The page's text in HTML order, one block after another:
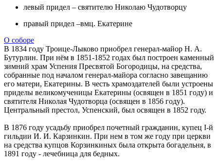
левый придел – святителю Николаю Чудотворцу
правый придел –вмц. Екатерине
О соборе
В 1834 году Троице-Лыково приобрел генерал-майор Н. А.
Бутурлин. При нём в 1851-1852 годах был построен каменный
зимний храм Успения Пресвятой Богородицы, на средства,
собранные под началом генерал-майора согласно завещанию
его матери, Екатерины. В честь храмоздателей были устроены
приделы великомученицы Екатерины (освящен в 1851 году) и
святителя Николая Чудотворца (освящен в 1856 году).
Центральный престол, Успенский, был освящен в 1852 году.
В 1876 году усадьбу приобрел почетный гражданин, купец I-й
гильдии И. И. Карзинкин. При нем в том же году при церкви
на средства купцов Корзинкиных была открыта богадельня, в
1891 году - лечебница для бедных.